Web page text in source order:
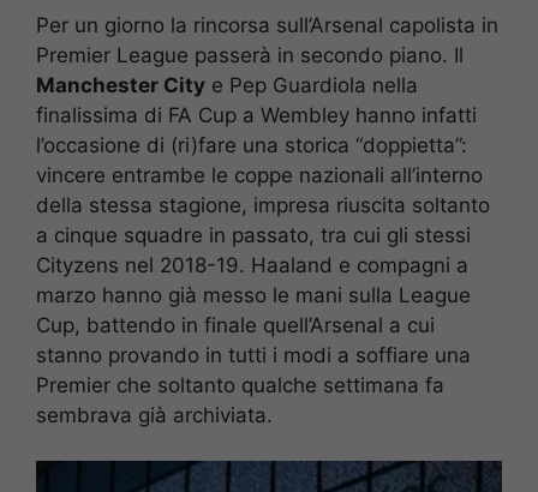
Per un giorno la rincorsa sull’Arsenal capolista in
Premier League passerà in secondo piano. Il
Manchester City e Pep Guardiola nella
finalissima di FA Cup a Wembley hanno infatti
l’occasione di (ri)fare una storica “doppietta”:
vincere entrambe le coppe nazionali all’interno
della stessa stagione, impresa riuscita soltanto
a cinque squadre in passato, tra cui gli stessi
Cityzens nel 2018-19. Haaland e compagni a
marzo hanno già messo le mani sulla League
Cup, battendo in finale quell’Arsenal a cui
stanno provando in tutti i modi a soffiare una
Premier che soltanto qualche settimana fa
sembrava già archiviata.